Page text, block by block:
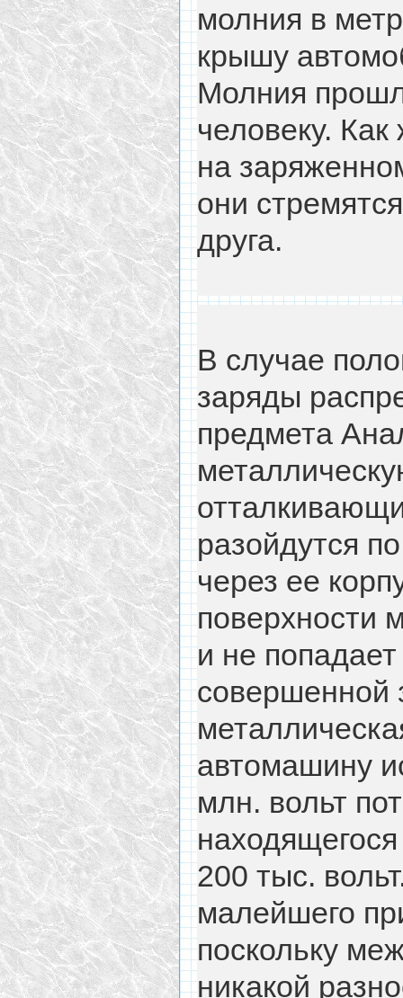
молния в
крышу
Молния
человеку.
на
они
друга.
В случае
заряды
предмета
разойдутся
через ее
поверхности
и не
совершенной
автомашину
млн. вольт
200 тыс.
малейшего
поскольку
никакой